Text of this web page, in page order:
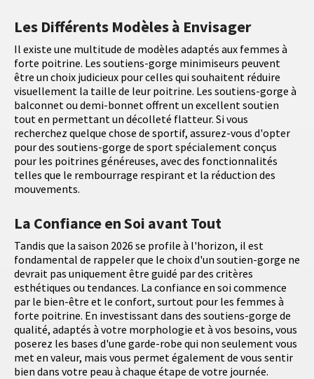
Les Différents Modèles à Envisager
Il existe une multitude de modèles adaptés aux femmes à
forte poitrine. Les soutiens-gorge minimiseurs peuvent
être un choix judicieux pour celles qui souhaitent réduire
visuellement la taille de leur poitrine. Les soutiens-gorge à
balconnet ou demi-bonnet offrent un excellent soutien
tout en permettant un décolleté flatteur. Si vous
recherchez quelque chose de sportif, assurez-vous d'opter
pour des soutiens-gorge de sport spécialement conçus
pour les poitrines généreuses, avec des fonctionnalités
telles que le rembourrage respirant et la réduction des
mouvements.
La Confiance en Soi avant Tout
Tandis que la saison 2026 se profile à l'horizon, il est
fondamental de rappeler que le choix d'un soutien-gorge ne
devrait pas uniquement être guidé par des critères
esthétiques ou tendances. La confiance en soi commence
par le bien-être et le confort, surtout pour les femmes à
forte poitrine. En investissant dans des soutiens-gorge de
qualité, adaptés à votre morphologie et à vos besoins, vous
poserez les bases d'une garde-robe qui non seulement vous
met en valeur, mais vous permet également de vous sentir
bien dans votre peau à chaque étape de votre journée.